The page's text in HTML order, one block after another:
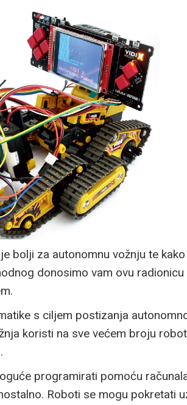
bolji za autonomnu vožnju te
donosimo vam ovu radionicu
s ciljem postizanja
koristi na sve većem broju
programirati pomoću
Roboti se mogu pokretati